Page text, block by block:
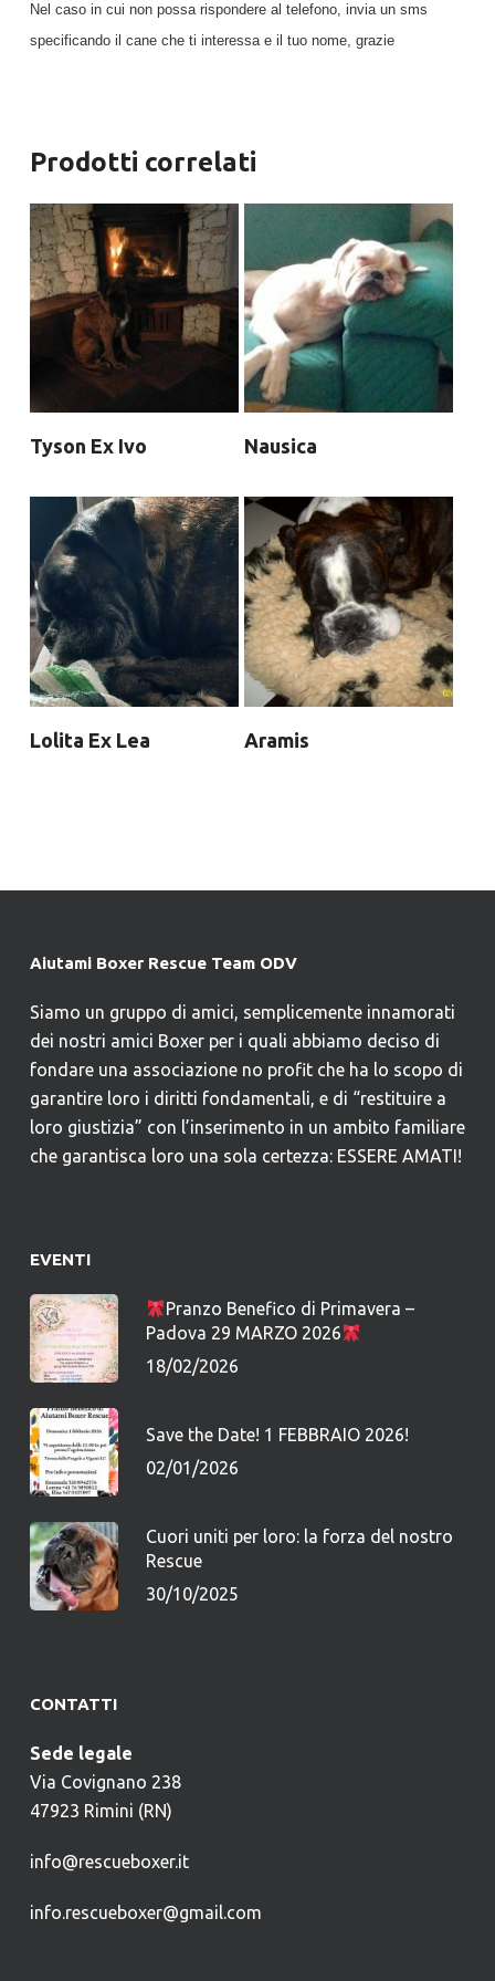
Nel caso in cui non possa rispondere al telefono, invia un sms
specificando il cane che ti interessa e il tuo nome, grazie
Prodotti correlati
Tyson Ex Ivo Nausica
Lolita Ex Lea Aramis
Aiutami Boxer Rescue Team ODV
Siamo un gruppo di amici, semplicemente innamorati
dei nostri amici Boxer per i quali abbiamo deciso di
fondare una associazione no profit che ha lo scopo di
garantire loro i diritti fondamentali, e di “restituire a
loro giustizia” con l’inserimento in un ambito familiare
che garantisca loro una sola certezza: ESSERE AMATI!
EVENTI
Pranzo Benefico di Primavera –
Padova 29 MARZO 2026
18/02/2026
Save the Date! 1 FEBBRAIO 2026!
02/01/2026
Cuori uniti per loro: la forza del nostro
Rescue
30/10/2025
CONTATTI
Sede legale
Via Covignano 238
47923 Rimini (RN)
info@rescueboxer.it
info.rescueboxer@gmail.com